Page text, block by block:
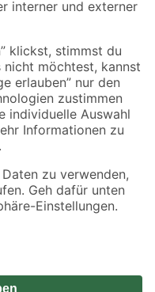
Angebote sind unter
Verfügbarkeiten beziehen
Artikel mit Speditionsversand, hier